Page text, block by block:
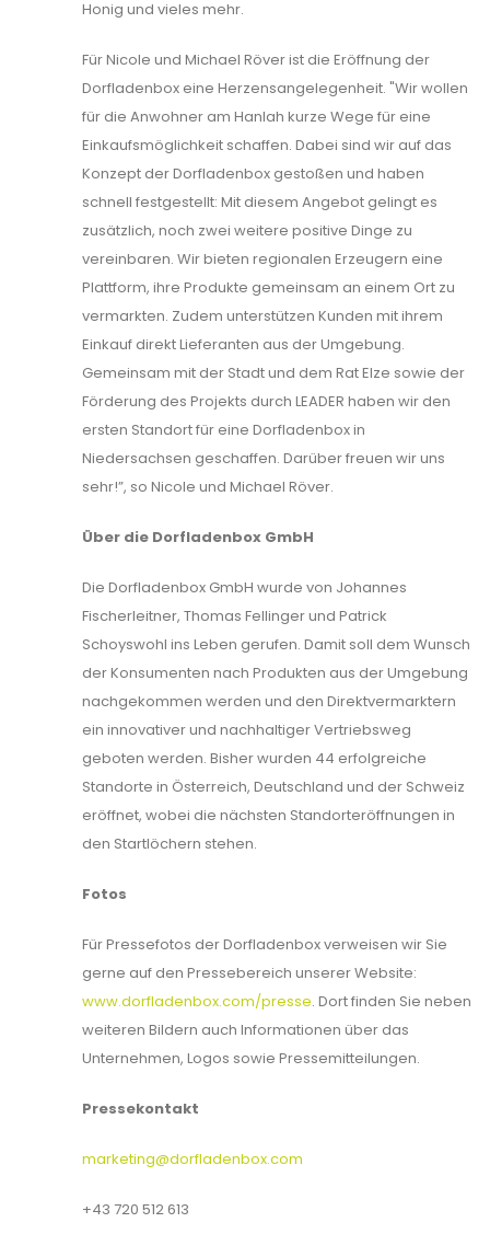
Honig und vieles mehr.
Für Nicole und Michael Röver ist die Eröffnung der
Dorfladenbox eine Herzensangelegenheit. "Wir wollen
für die Anwohner am Hanlah kurze Wege für eine
Einkaufsmöglichkeit schaffen. Dabei sind wir auf das
Konzept der Dorfladenbox gestoßen und haben
schnell festgestellt: Mit diesem Angebot gelingt es
zusätzlich, noch zwei weitere positive Dinge zu
vereinbaren. Wir bieten regionalen Erzeugern eine
Plattform, ihre Produkte gemeinsam an einem Ort zu
vermarkten. Zudem unterstützen Kunden mit ihrem
Einkauf direkt Lieferanten aus der Umgebung.
Gemeinsam mit der Stadt und dem Rat Elze sowie der
Förderung des Projekts durch LEADER haben wir den
ersten Standort für eine Dorfladenbox in
Niedersachsen geschaffen. Darüber freuen wir uns
sehr!”, so Nicole und Michael Röver.
Über die Dorfladenbox GmbH
Die Dorfladenbox GmbH wurde von Johannes
Fischerleitner, Thomas Fellinger und Patrick
Schoyswohl ins Leben gerufen. Damit soll dem Wunsch
der Konsumenten nach Produkten aus der Umgebung
nachgekommen werden und den Direktvermarktern
ein innovativer und nachhaltiger Vertriebsweg
geboten werden. Bisher wurden 44 erfolgreiche
Standorte in Österreich, Deutschland und der Schweiz
eröffnet, wobei die nächsten Standorteröffnungen in
den Startlöchern stehen.
Fotos
Für Pressefotos der Dorfladenbox verweisen wir Sie
gerne auf den Pressebereich unserer Website: ​​
www.dorfladenbox.com/presse. Dort finden Sie neben
weiteren Bildern auch Informationen über das
Unternehmen, Logos sowie Pressemitteilungen.
Pressekontakt
marketing@dorfladenbox.com
+43 720 512 613